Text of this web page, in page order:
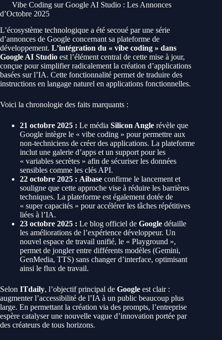
Vibe Coding sur Google AI Studio : Les Annonces
d’Octobre 2025
L’écosystème technologique a été secoué par une série
d’annonces de Google concernant sa plateforme de
développement. L’intégration du « vibe coding » dans
Google AI Studio est l’élément central de cette mise à jour,
conçue pour simplifier radicalement la création d’applications
basées sur l’IA. Cette fonctionnalité permet de traduire des
instructions en langage naturel en applications fonctionnelles.
Voici la chronologie des faits marquants :
21 octobre 2025 : Le média Silicon Angle révèle que
Google intègre le « vibe coding » pour permettre aux
non-techniciens de créer des applications. La plateforme
inclut une galerie d’apps et un support pour les
« variables secrètes » afin de sécuriser les données
sensibles comme les clés API.
22 octobre 2025 : Aibase confirme le lancement et
souligne que cette approche vise à réduire les barrières
techniques. La plateforme est également dotée de
« super capacités » pour accélérer les tâches répétitives
liées à l’IA.
23 octobre 2025 : Le blog officiel de Google détaille
les améliorations de l’expérience développeur. Un
nouvel espace de travail unifié, le « Playground »,
permet de jongler entre différents modèles (Gemini,
GenMedia, TTS) sans changer d’interface, optimisant
ainsi le flux de travail.
Selon ITdaily, l’objectif principal de Google est clair :
augmenter l’accessibilité de l’IA à un public beaucoup plus
large. En permettant la création via des prompts, l’entreprise
espère catalyser une nouvelle vague d’innovation portée par
des créateurs de tous horizons.